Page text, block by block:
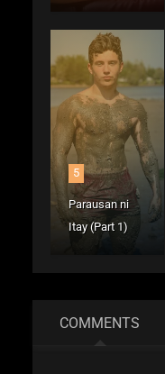
5
Parausan ni
Itay (Part 1)
COMMENTS